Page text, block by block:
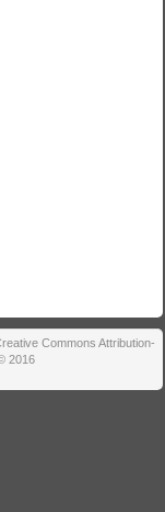
Commons Attribution-
2016